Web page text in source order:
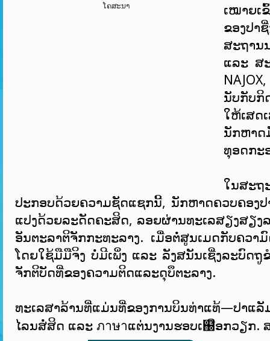
ໂຄສະນາ
ເໝາຍເ
ຂອງປາ
ສະຖານ
ແລະ ສ
ນັບກັບກິ
ໃຫ້ເສດ
ນັກຫາດ
ທຸອດກະ
ໃນສະຖ
ປະກອບດ້ວຍຄວາມຊັດແຊກນີ້, ນັກຫາດຄວບຄອງ
ແປງດ້ວຍລະດັດຄະສິດ, ລອຍຜ່ານທະເລສຽງສຽງ
ອັນຕະລາຕິຈັກກະທະລາງ. ເມື່ອຕໍ່ສູນເມດກັບຄວາ
ໂດຍໃຊ້ມືມືຈິງ ບໍ່ມີເພິ່ງ ແລະ ລັງສນັນເຊີ່ງລະບົດຖູ
ຈັກຕິບັດທີ່ຂອງຄວາມຕິດແລະດຸບຶຕະລາງ.
ທະເລສາລ້ານທີ່ແມ່ນທີ່ຂອງການບິນທ່າແທ້—ປາແລັ
ໄລນສໍ່ສິດ ແລະ ภาษาແຕ່ນງານຮອບເ຀ືອກວຽກ.